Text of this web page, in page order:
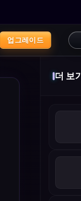
업그레이드
더 보기